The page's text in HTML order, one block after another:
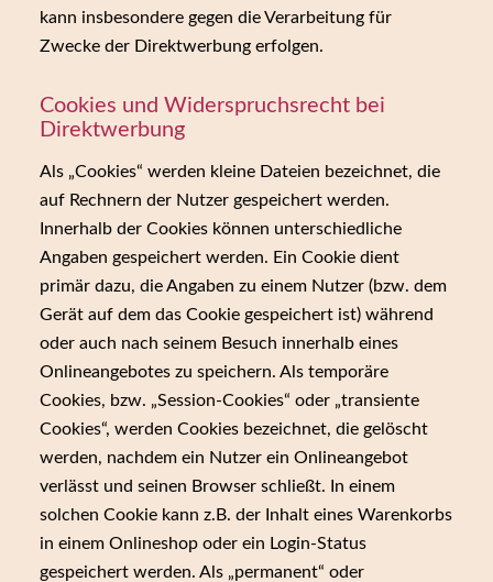
kann insbesondere gegen die Verarbeitung für
Zwecke der Direktwerbung erfolgen.
Cookies und Widerspruchsrecht bei
Direktwerbung
Als „Cookies“ werden kleine Dateien bezeichnet, die
auf Rechnern der Nutzer gespeichert werden.
Innerhalb der Cookies können unterschiedliche
Angaben gespeichert werden. Ein Cookie dient
primär dazu, die Angaben zu einem Nutzer (bzw. dem
Gerät auf dem das Cookie gespeichert ist) während
oder auch nach seinem Besuch innerhalb eines
Onlineangebotes zu speichern. Als temporäre
Cookies, bzw. „Session-Cookies“ oder „transiente
Cookies“, werden Cookies bezeichnet, die gelöscht
werden, nachdem ein Nutzer ein Onlineangebot
verlässt und seinen Browser schließt. In einem
solchen Cookie kann z.B. der Inhalt eines Warenkorbs
in einem Onlineshop oder ein Login-Status
gespeichert werden. Als „permanent“ oder